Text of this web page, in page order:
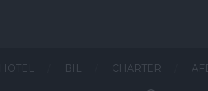
HOTEL BIL CHARTER